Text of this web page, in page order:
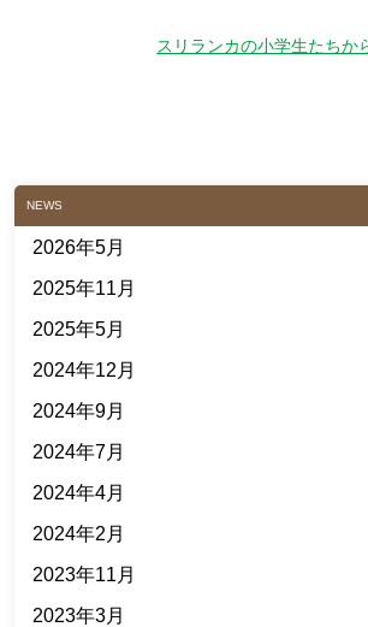
スリランカの小学生たちか
NEWS
2026年5月
2025年11月
2025年5月
2024年12月
2024年9月
2024年7月
2024年4月
2024年2月
2023年11月
2023年3月